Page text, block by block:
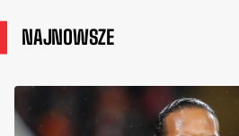
NAJNOWSZE